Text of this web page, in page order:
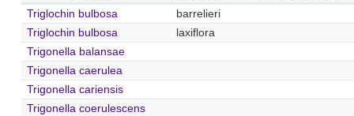
Triglochin bulbosa
barrelieri
Triglochin bulbosa
laxiflora
Trigonella balansae
Trigonella caerulea
Trigonella cariensis
Trigonella coerulescens